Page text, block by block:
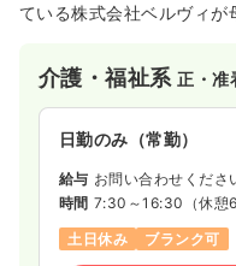
ている株式会社ベルヴィが
介護・福祉系正・准
日勤のみ（常勤）
給与 お問い合わせくださ
時間 7:30～16:30 （休憩
土日休み
ブランク可